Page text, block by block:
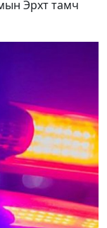
Эрхт тамч